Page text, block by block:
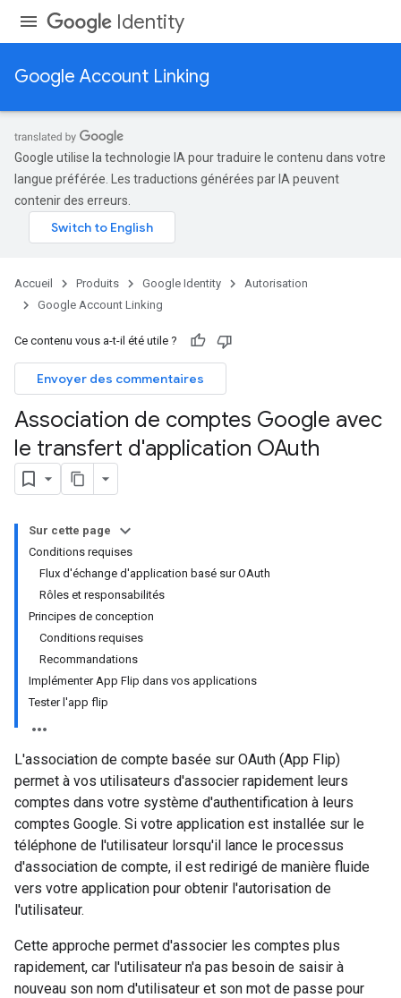
Identity
Google Account Linking
Google utilise la technologie IA pour traduire le contenu dans votre
langue préférée. Les traductions générées par IA peuvent
contenir des erreurs.
Accueil Produits Google Identity
Autorisation
Google Account Linking
Ce contenu vous a-t-il été utile ?
Envoyer des commentaires
Association de comptes Google avec
le transfert d'application OAuth
Sur cette page
Conditions requises
Flux d'échange d'application basé sur OAuth
Rôles et responsabilités
Principes de conception
Conditions requises
Recommandations
Implémenter App Flip dans vos applications
Tester l'app flip
L'association de compte basée sur OAuth (App Flip)
permet à vos utilisateurs d'associer rapidement leurs
comptes dans votre système d'authentification à leurs
comptes Google. Si votre application est installée sur le
téléphone de l'utilisateur lorsqu'il lance le processus
d'association de compte, il est redirigé de manière fluide
vers votre application pour obtenir l'autorisation de
l'utilisateur.
Cette approche permet d'associer les comptes plus
rapidement, car l'utilisateur n'a pas besoin de saisir à
nouveau son nom d'utilisateur et son mot de passe pour